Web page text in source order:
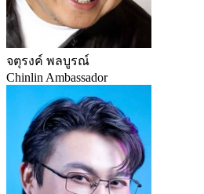
จตุรงค์ พลบูรณ์
Chinlin Ambassador